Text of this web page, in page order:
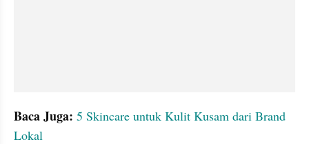
Baca Juga: 5 Skincare untuk Kulit Kusam dari Brand
Lokal